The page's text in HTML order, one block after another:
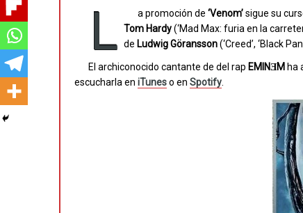
L a promoción de ‘Venom’sigue su
Tom Hardy(‘Mad Max: furia en la
de Ludwig Göransson(‘Creed’, ‘Black
El archiconocido cantante de del rap EMINƎM ha
escucharla en iTuneso en Spotify